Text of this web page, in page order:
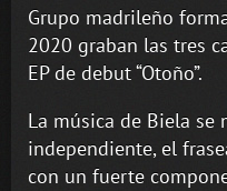
Grupo madrileño
2020 graban las tres
EP de debut “Otoño”.
La música de Biela se
independiente, el
con un fuerte